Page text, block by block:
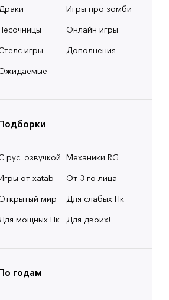
Игры про зомби
Онлайн игры
игры
Дополнения
рус. озвучкой Механики RG
от xatab
От 3-го лица
мир
Для слабых Пк
мощных Пк
Для двоих!
годам